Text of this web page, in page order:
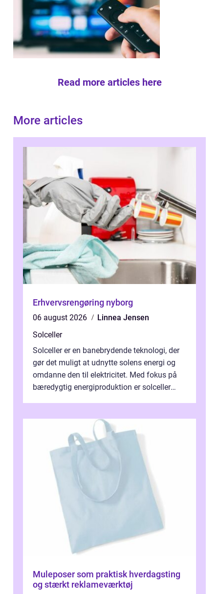
Read more articles here
More articles
Erhvervsrengøring nyborg
06 august 2026
Linnea Jensen
Solceller
Solceller er en banebrydende teknologi, der
gør det muligt at udnytte solens energi og
omdanne den til elektricitet. Med fokus på
bæredygtig energiproduktion er solceller
Muleposer som praktisk hverdagsting
og stærkt reklameværktøj